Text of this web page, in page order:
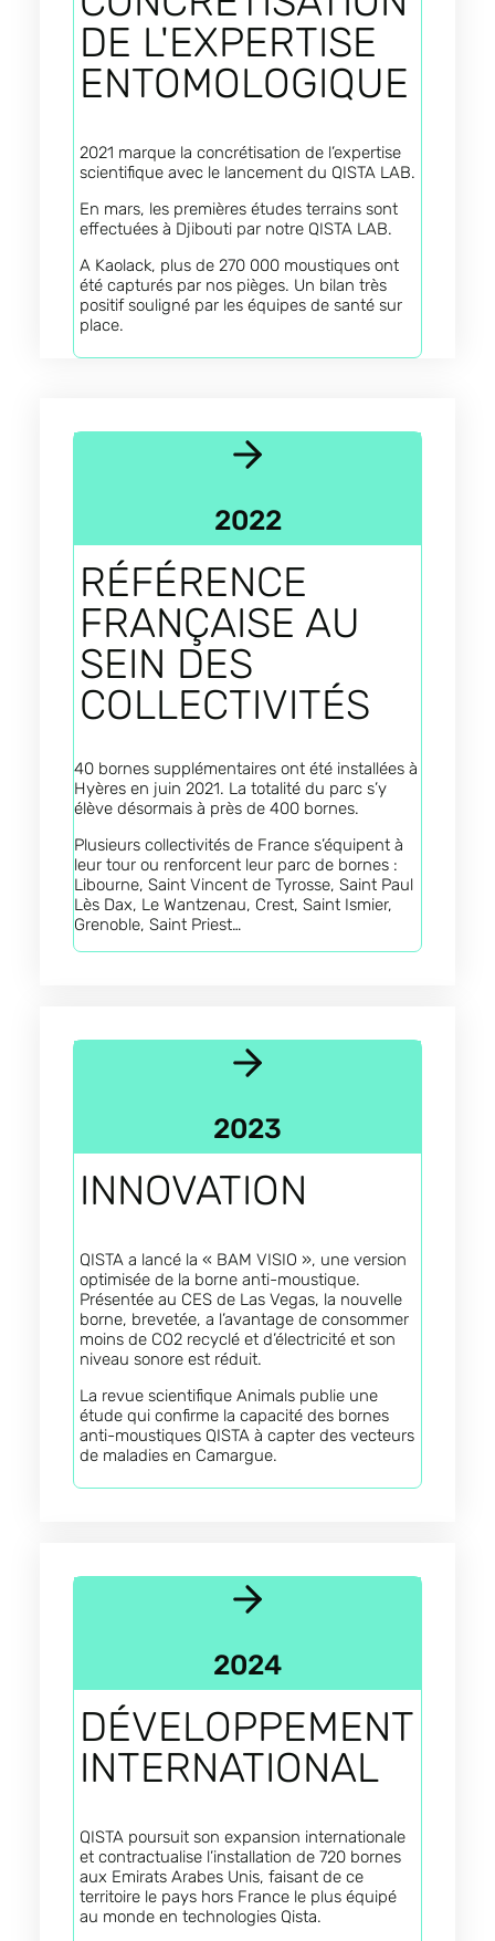
DE L'EXPERTISE
ENTOMOLOGIQUE
2021 marque la concrétisation de l’expertise
scientifique avec le lancement du QISTA LAB.
En mars, les premières études terrains sont
effectuées à Djibouti par notre QISTA LAB.
A Kaolack, plus de 270 000 moustiques ont
été capturés par nos pièges. Un bilan très
positifsouligné par les équipes de santé sur
place.
2022
RÉFÉRENCE
FRANÇAISE AU
SEIN DES
COLLECTIVITÉS
40 bornes supplémentaires ont été installées à
Hyères en juin 2021. La totalité du parc s’y
élève désormais à près de 400 bornes.
Plusieurs collectivités de France s’équipent à
leur tour ou renforcent leur parc de bornes :
Libourne, Saint Vincent de Tyrosse, Saint Paul
Lès Dax, Le Wantzenau, Crest, Saint Ismier,
Grenoble, Saint Priest…
2023
INNOVATION
QISTA a lancé la « BAM VISIO », une version
optimisée de la borne anti-moustique.
Présentée au CES de Las Vegas, la nouvelle
borne, brevetée, a l’avantage de consommer
moins de CO2 recyclé et d’électricité et son
niveau sonore est réduit.
La revue scientifique Animals publie une
étude qui confirme la capacité des bornes
anti-moustiques QISTA à capter des vecteurs
de maladies en Camargue.
2024
DÉVELOPPEMENT
INTERNATIONAL
QISTA poursuit son expansion internationale
et contractualise l’installation de 720 bornes
aux Emirats Arabes Unis, faisant de ce
territoire le pays hors France le plus équipé
au monde en technologies Qista.